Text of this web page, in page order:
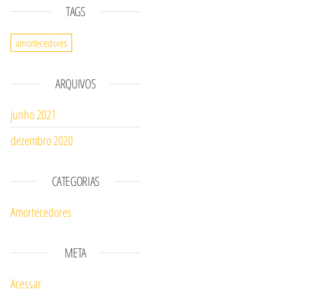
TAGS
amortecedores
ARQUIVOS
junho 2021
dezembro 2020
CATEGORIAS
Amortecedores
META
Acessar